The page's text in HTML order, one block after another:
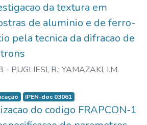
da textura em
de aluminio e de ferro-
pela tecnica da difracao de
- PUGLIESI, R.; YAMAZAKI, I.M.
IPEN-doc 03061
do codigo FRAPCON-1